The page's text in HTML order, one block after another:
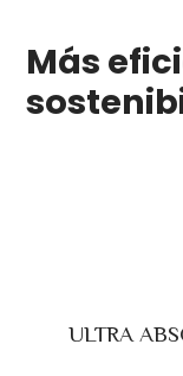
Más
ULTRA